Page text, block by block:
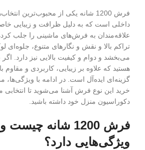
فرش 1200 شانه یکی از محبوب‌ترین
داخلی است که به دلیل ظرافت و زیبایی
علاقه‌مندان به فرش‌های ماشینی را جلب
تراکم بالا و نقش و نگارهای متنوع، جلوه‌ای
می‌بخشد و دوام و کیفیت بالایی نیز دارد.
گزینه‌ای ایده‌آل است. در ادامه با ویژگی‌ها،
خرید این نوع فرش آشنا می‌شوید تا انتخابی
دکوراسیون منزل خود داشته باشید.
فرش 1200 شانه
ویژگی‌هایی دارد؟